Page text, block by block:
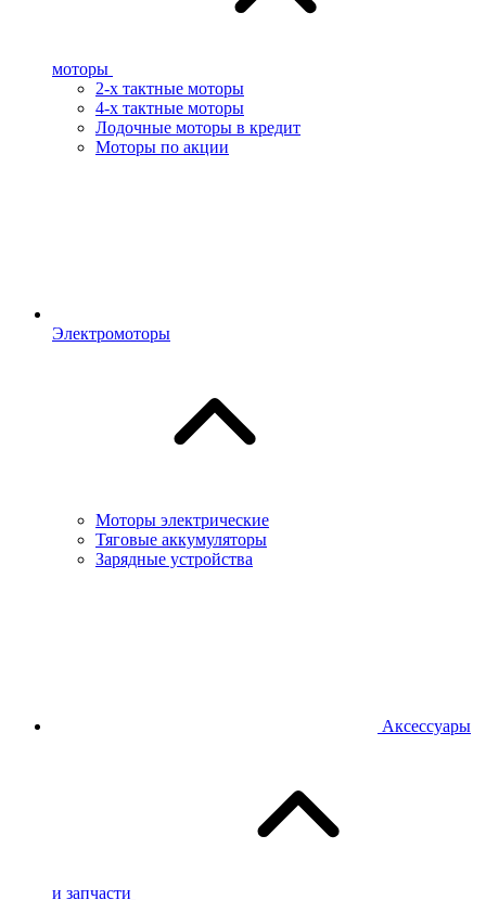
моторы
2-х тактные моторы
4-х тактные моторы
Лодочные моторы в кредит
Моторы по акции
Электромоторы
Моторы электрические
Тяговые аккумуляторы
Зарядные устройства
Аксессуары
и запчасти